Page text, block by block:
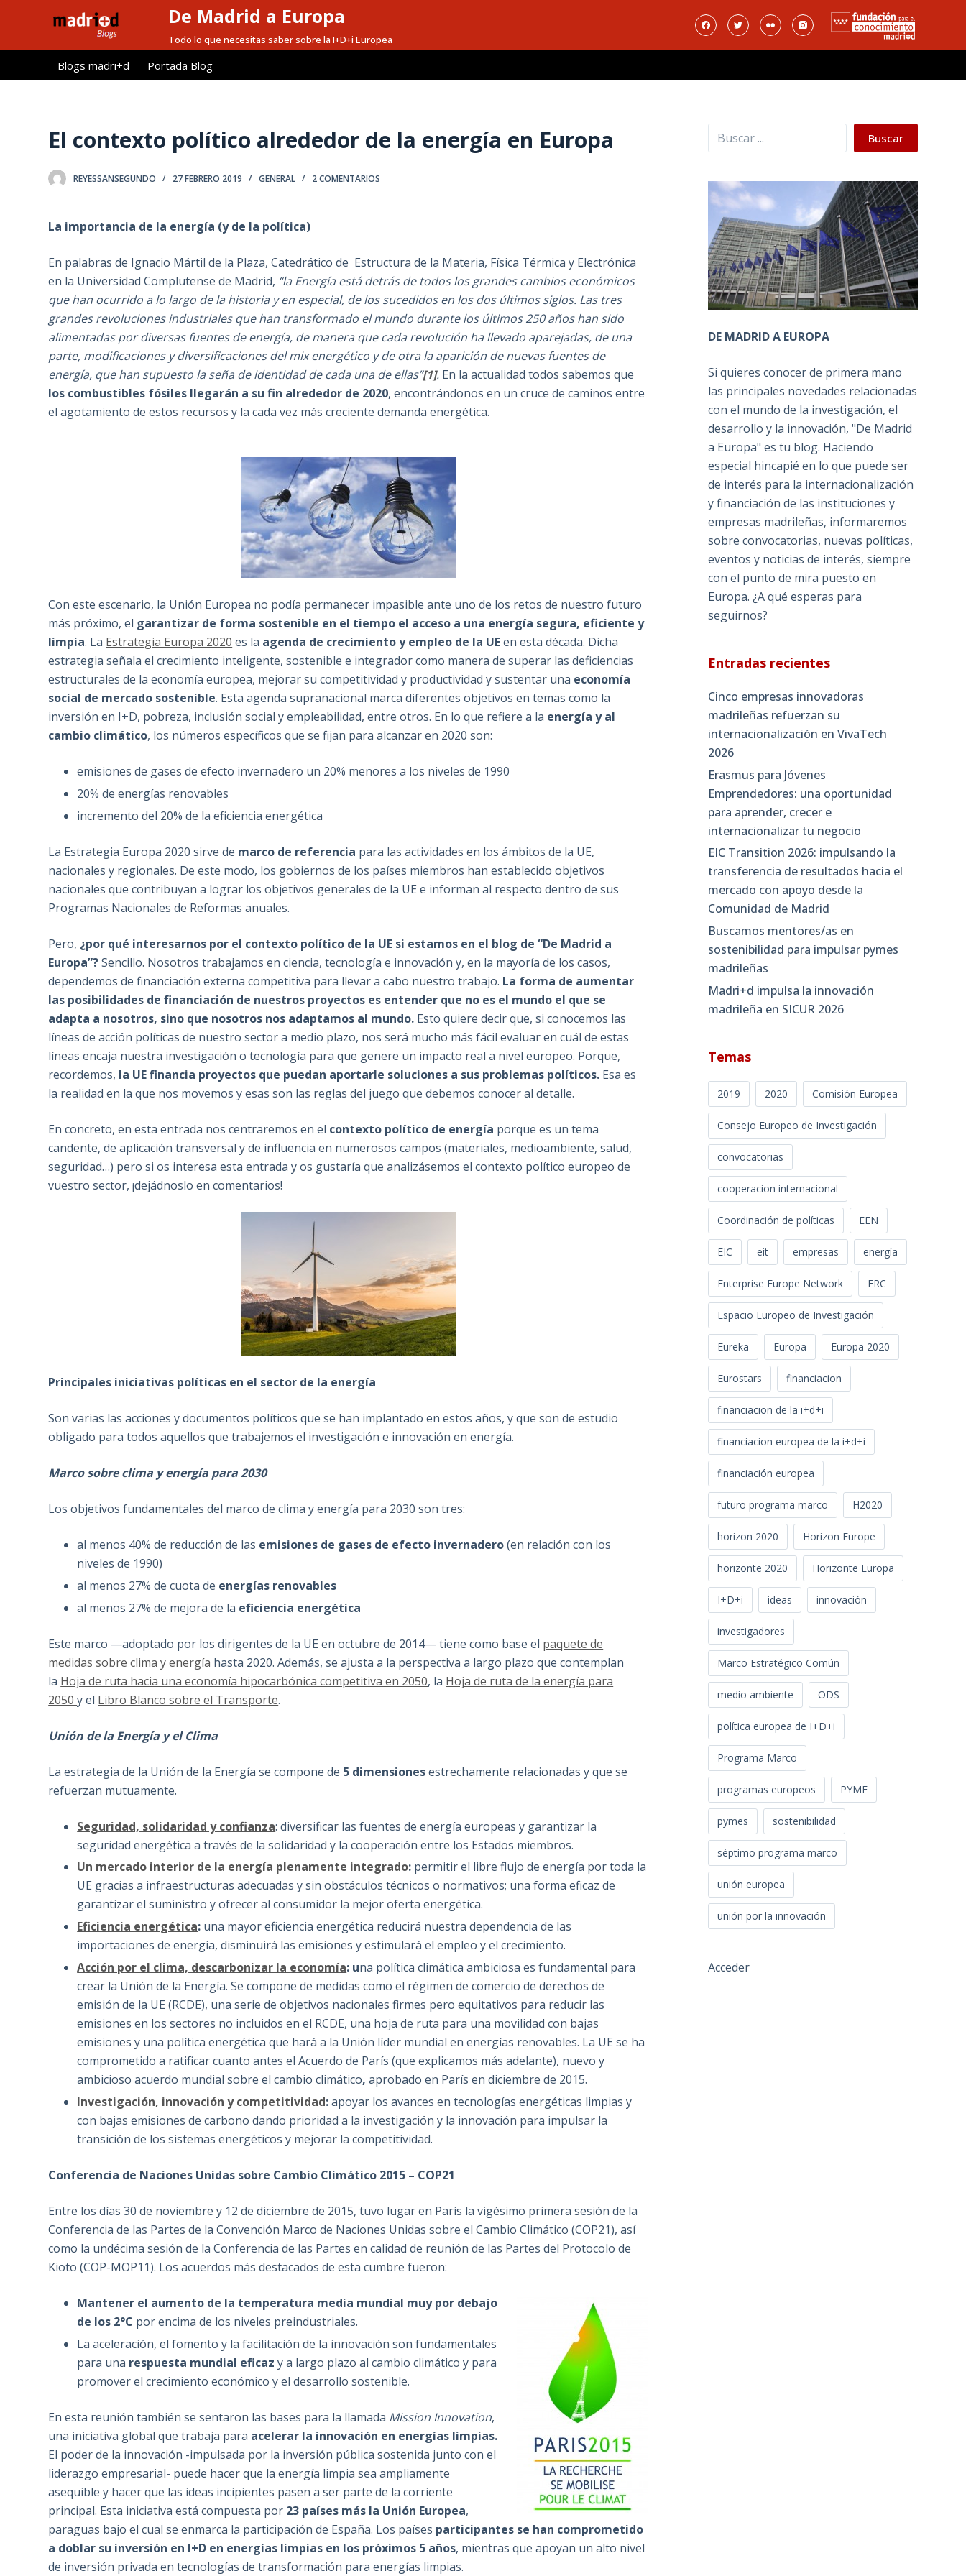
l
De Madrid a Europa
Todo lo que necesitas saber sobre la I+D+i Europea
Blogs madri+d Portada Blog
El contexto político alrededor de la energía en Europa
REYESSANSEGUNDO 27 FEBRERO 2019 GENERAL 2 COMENTARIOS
La importancia de la energía (y de la política)
En palabras de Ignacio Mártil de la Plaza, Catedrático de Estructura de la Materia, Física Térmica y Electrónica
en la Universidad Complutense de Madrid, “la Energía está detrás de todos los grandes cambios económicos
que han ocurrido a lo largo de la historia y en especial, de los sucedidos en los dos últimos siglos. Las tres
grandes revoluciones industriales que han transformado el mundo durante los últimos 250 años han sido
alimentadas por diversas fuentes de energía, de manera que cada revolución ha llevado aparejadas, de una
parte, modificaciones y diversificaciones del mix energético y de otra la aparición de nuevas fuentes de
energía, que han supuesto la seña de identidad de cada una de ellas”[1]. En la actualidad todos sabemos que
los combustibles fósiles llegarán a su fin alrededor de 2020, encontrándonos en un cruce de caminos entre
el agotamiento de estos recursos y la cada vez más creciente demanda energética.
Con este escenario, la Unión Europea no podía permanecer impasible ante uno de los retos de nuestro futuro
más próximo, el garantizar de forma sostenible en el tiempo el acceso a una energía segura, eficiente y
limpia. La Estrategia Europa 2020 es la agenda de crecimiento y empleo de la UEen esta década. Dicha
estrategia señala el crecimiento inteligente, sostenible e integrador como manera de superar las deficiencias
estructurales de la economía europea, mejorar su competitividad y productividad y sustentar una economía
social de mercado sostenible. Esta agenda supranacional marca diferentes objetivos en temas como la
inversión en I+D, pobreza, inclusión social y empleabilidad, entre otros. En lo que refiere a la energía y al
cambio climático, los números específicos que se fijan para alcanzar en 2020 son:
emisiones de gases de efecto invernadero un 20% menores a los niveles de 1990
20% de energías renovables
incremento del 20% de la eficiencia energética
La Estrategia Europa 2020 sirve de marco de referencia para las actividades en los ámbitos de la UE,
nacionales y regionales. De este modo, los gobiernos de los países miembros han establecido objetivos
nacionales que contribuyan a lograr los objetivos generales de la UE e informan al respecto dentro de sus
Programas Nacionales de Reformas anuales.
Pero, ¿por qué interesarnos por el contexto político de la UE si estamos en el blog de “De Madrid a
Europa”?Sencillo. Nosotros trabajamos en ciencia, tecnología e innovación y, en la mayoría de los casos,
dependemos de financiación externa competitiva para llevar a cabo nuestro trabajo. La forma de aumentar
las posibilidades de financiación de nuestros proyectos es entender que no es el mundo el que se
adapta a nosotros, sino que nosotros nos adaptamos al mundo. Esto quiere decir que, si conocemos las
líneas de acción políticas de nuestro sector a medio plazo, nos será mucho más fácil evaluar en cuál de estas
líneas encaja nuestra investigación o tecnología para que genere un impacto real a nivel europeo. Porque,
recordemos, la UE financia proyectos que puedan aportarle soluciones a sus problemas políticos. Esa es
la realidad en la que nos movemos y esas son las reglas del juego que debemos conocer al detalle.
En concreto, en esta entrada nos centraremos en el contexto político de energía porque es un tema
candente, de aplicación transversal y de influencia en numerosos campos (materiales, medioambiente, salud,
seguridad…) pero si os interesa esta entrada y os gustaría que analizásemos el contexto político europeo de
vuestro sector, ¡dejádnoslo en comentarios!
Principales iniciativas políticas en el sector de la energía
Son varias las acciones y documentos políticos que se han implantado en estos años, y que son de estudio
obligado para todos aquellos que trabajemos el investigación e innovación en energía.
Marco sobre clima y energía para 2030
Los objetivos fundamentales del marco de clima y energía para 2030 son tres:
al menos 40% de reducción de las emisiones de gases de efecto invernadero(en relación con los
niveles de 1990)
al menos 27% de cuota de energías renovables
al menos 27% de mejora de la eficiencia energética
Este marco —adoptado por los dirigentes de la UE en octubre de 2014— tiene como base el paquete de
medidas sobre clima y energía hasta 2020. Además, se ajusta a la perspectiva a largo plazo que contemplan
la Hoja de ruta hacia una economía hipocarbónica competitiva en 2050, la Hoja de ruta de la energía para
2050y el Libro Blanco sobre el Transporte.
Unión de la Energía y el Clima
La estrategia de la Unión de la Energía se compone de 5 dimensionesestrechamente relacionadas y que se
refuerzan mutuamente.
Seguridad, solidaridad y confianza: diversificar las fuentes de energía europeas y garantizar la
seguridad energética a través de la solidaridad y la cooperación entre los Estados miembros.
Un mercado interior de la energía plenamente integrado: permitir el libre flujo de energía por toda la
UE gracias a infraestructuras adecuadas y sin obstáculos técnicos o normativos; una forma eficaz de
garantizar el suministro y ofrecer al consumidor la mejor oferta energética.
Eficiencia energética: una mayor eficiencia energética reducirá nuestra dependencia de las
importaciones de energía, disminuirá las emisiones y estimulará el empleo y el crecimiento.
Acción por el clima, descarbonizar la economía: una política climática ambiciosa es fundamental para
crear la Unión de la Energía. Se compone de medidas como el régimen de comercio de derechos de
emisión de la UE (RCDE), una serie de objetivos nacionales firmes pero equitativos para reducir las
emisiones en los sectores no incluidos en el RCDE, una hoja de ruta para una movilidad con bajas
emisiones y una política energética que hará a la Unión líder mundial en energías renovables. La UE se ha
comprometido a ratificar cuanto antes el Acuerdo de París (que explicamos más adelante), nuevo y
ambicioso acuerdo mundial sobre el cambio climático,aprobado en París en diciembre de 2015.
Investigación, innovación y competitividad:apoyar los avances en tecnologías energéticas limpias y
con bajas emisiones de carbono dando prioridad a la investigación y la innovación para impulsar la
transición de los sistemas energéticos y mejorar la competitividad.
Conferencia de Naciones Unidas sobre Cambio Climático 2015 – COP21
Entre los días 30 de noviembre y 12 de diciembre de 2015, tuvo lugar en París la vigésimo primera sesión de la
Conferencia de las Partes de la Convención Marco de Naciones Unidas sobre el Cambio Climático (COP21), así
como la undécima sesión de la Conferencia de las Partes en calidad de reunión de las Partes del Protocolo de
Kioto (COP-MOP11). Los acuerdos más destacados de esta cumbre fueron:
Mantener el aumento de la temperatura media mundial muy por debajo
de los 2°C por encima de los niveles preindustriales.
La aceleración, el fomento y la facilitación de la innovación son fundamentales
para una respuesta mundial eficazy a largo plazo al cambio climático y para
promover el crecimiento económico y el desarrollo sostenible.
En esta reunión también se sentaron las bases para la llamada Mission Innovation,
una iniciativa global que trabaja para acelerar la innovación en energías limpias.
El poder de la innovación -impulsada por la inversión pública sostenida junto con el
liderazgo empresarial- puede hacer que la energía limpia sea ampliamente
asequible y hacer que las ideas incipientes pasen a ser parte de la corriente
principal. Esta iniciativa está compuesta por 23 países más la Unión Europea,
paraguas bajo el cual se enmarca la participación de España. Los países participantes se han comprometido
a doblar su inversión en I+D en energías limpias en los próximos 5 años, mientras que apoyan un alto nivel
de inversión privada en tecnologías de transformación para energías limpias.
Buscar Buscar
DE MADRID A EUROPA
Si quieres conocer de primera mano
las principales novedades relacionadas
con el mundo de la investigación, el
desarrollo y la innovación, "De Madrid
a Europa" es tu blog. Haciendo
especial hincapié en lo que puede ser
de interés para la internacionalización
y financiación de las instituciones y
empresas madrileñas, informaremos
sobre convocatorias, nuevas políticas,
eventos y noticias de interés, siempre
con el punto de mira puesto en
Europa. ¿A qué esperas para
seguirnos?
Entradas recientes
Cinco empresas innovadoras
madrileñas refuerzan su
internacionalización en VivaTech
2026
Erasmus para Jóvenes
Emprendedores: una oportunidad
para aprender, crecer e
internacionalizar tu negocio
EIC Transition 2026: impulsando la
transferencia de resultados hacia el
mercado con apoyo desde la
Comunidad de Madrid
Buscamos mentores/as en
sostenibilidad para impulsar pymes
madrileñas
Madri+d impulsa la innovación
madrileña en SICUR 2026
Temas
2019 2020 Comisión Europea
Consejo Europeo de Investigación
convocatorias
cooperacion internacional
Coordinación de políticas EEN
EIC eit empresas energía
Enterprise Europe Network ERC
Espacio Europeo de Investigación
Eureka Europa Europa 2020
Eurostars financiacion
financiacion de la i+d+i
financiacion europea de la i+d+i
financiación europea
futuro programa marco H2020
horizon 2020 Horizon Europe
horizonte 2020 Horizonte Europa
I+D+i ideas innovación
investigadores
Marco Estratégico Común
medio ambiente ODS
política europea de I+D+i
Programa Marco
programas europeos PYME
pymes sostenibilidad
séptimo programa marco
unión europea
unión por la innovación
Acceder